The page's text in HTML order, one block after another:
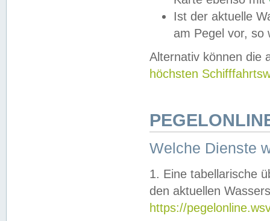
Ist der aktuelle
am Pegel vor,
Alternativ können die
höchsten
Welche Dienste
1. Eine tabellarische
den aktuellen
https://